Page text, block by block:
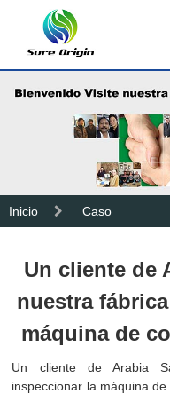
Inicio Caso
Un cliente de
nuestra
máquina de
Un cliente de Arabia
inspeccionar la máquina